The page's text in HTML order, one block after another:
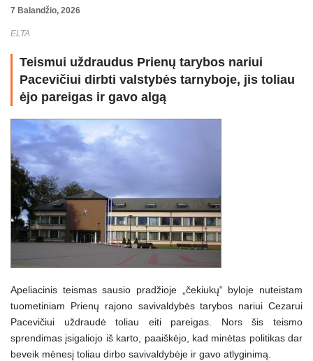
7 Balandžio, 2026
ELTA
Teismui uždraudus Prienų tarybos nariui
Pacevičiui dirbti valstybės tarnyboje, jis toliau
ėjo pareigas ir gavo algą
Apeliacinis teismas sausio pradžioje „čekiukų“ byloje nuteistam
tuometiniam Prienų rajono savivaldybės tarybos nariui Cezarui
Pacevičiui uždraudė toliau eiti pareigas. Nors šis teismo
sprendimas įsigaliojo iš karto, paaiškėjo, kad minėtas politikas dar
beveik mėnesį toliau dirbo savivaldybėje ir gavo atlyginimą.